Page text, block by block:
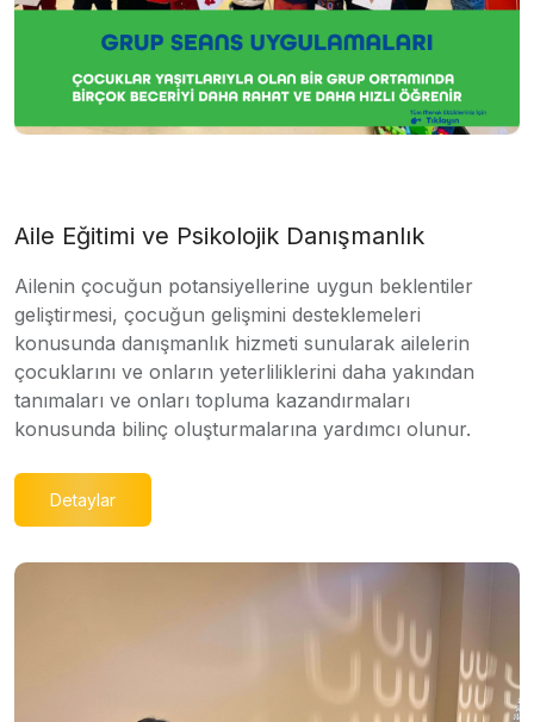
Aile Eğitimi ve Psikolojik Danışmanlık
Ailenin çocuğun potansiyellerine uygun beklentiler
geliştirmesi, çocuğun gelişmini desteklemeleri
konusunda danışmanlık hizmeti sunularak ailelerin
çocuklarını ve onların yeterliliklerini daha yakından
tanımaları ve onları topluma kazandırmaları
konusunda bilinç oluşturmalarına yardımcı olunur.
Detaylar